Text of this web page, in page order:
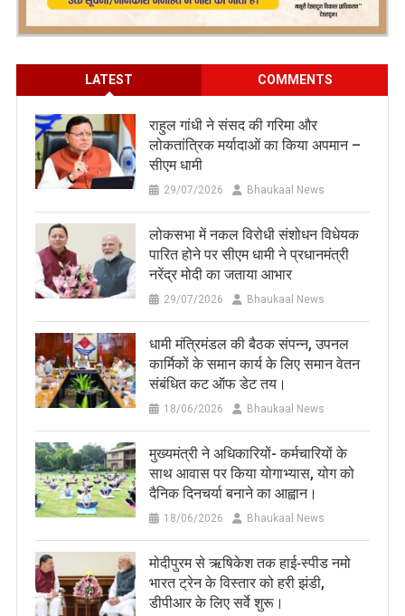
LATEST COMMENTS
राहुल गांधी ने संसद की गरिमा और
लोकतांत्रिक मर्यादाओं का किया अपमान –
सीएम धामी
29/07/2026 Bhaukaal News
लोकसभा में नकल विरोधी संशोधन विधेयक
पारित होने पर सीएम धामी ने प्रधानमंत्री
नरेंद्र मोदी का जताया आभार
29/07/2026 Bhaukaal News
धामी मंत्रिमंडल की बैठक संपन्न, उपनल
कार्मिकों के समान कार्य के लिए समान वेतन
संबंधित कट ऑफ डेट तय।
18/06/2026 Bhaukaal News
मुख्यमंत्री ने अधिकारियों- कर्मचारियों के
साथ आवास पर किया योगाभ्यास, योग को
दैनिक दिनचर्या बनाने का आह्वान।
18/06/2026 Bhaukaal News
मोदीपुरम से ऋषिकेश तक हाई‑स्पीड नमो
भारत ट्रेन के विस्तार को हरी झंडी,
डीपीआर के लिए सर्वे शुरू।